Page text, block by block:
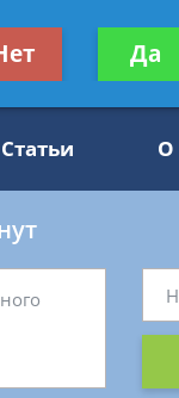
Получите
Статьи О
Да